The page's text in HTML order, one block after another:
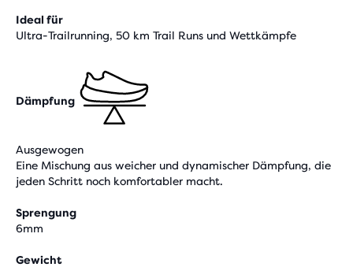
Ideal für
Ultra-Trailrunning, 50 km Trail Runs und Wettkämpfe
Dämpfung
Ausgewogen
Eine Mischung aus weicher und dynamischer Dämpfung, die
jeden Schritt noch komfortabler macht.
Sprengung
6mm
Gewicht